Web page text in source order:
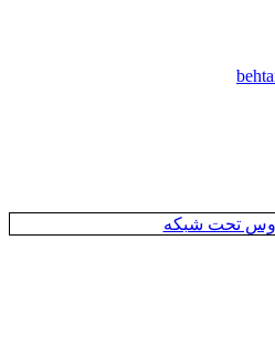
تحت شبکه